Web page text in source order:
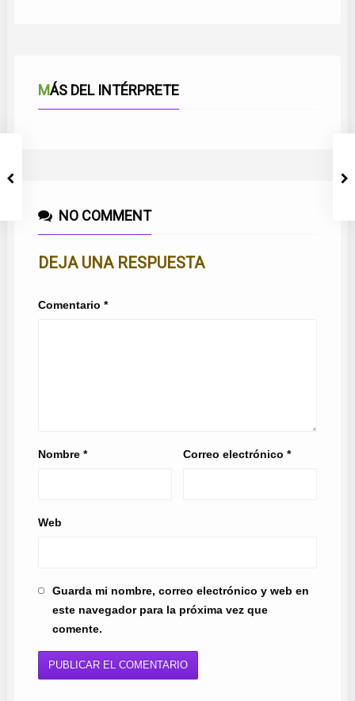
MÁS DEL INTÉRPRETE
NO COMMENT
DEJA UNA RESPUESTA
Comentario *
Nombre * Correo electrónico*
Web
Guarda mi nombre, correo electrónico y web en
este navegador para la próxima vez que
comente.